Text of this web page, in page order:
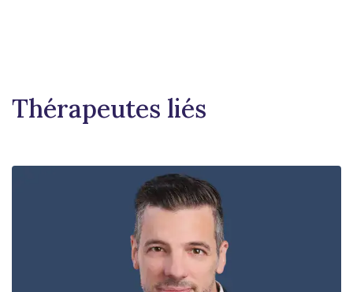
Thérapeutes liés